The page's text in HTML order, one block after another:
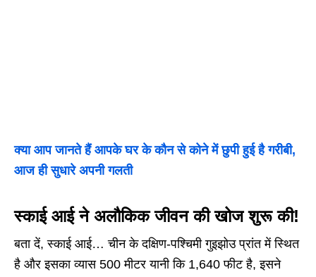
क्या आप जानते हैं आपके घर के कौन से कोने में छुपी हुई है गरीबी,
आज ही सुधारे अपनी गलती
स्काई आई ने अलौकिक जीवन की खोज शुरू की!
बता दें, स्काई आई… चीन के दक्षिण-पश्चिमी गुइझोउ प्रांत में स्थित
है और इसका व्यास 500 मीटर यानी कि 1,640 फीट है, इसने